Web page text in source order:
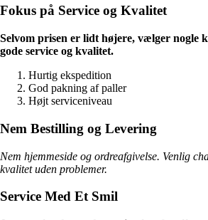
Fokus på Service og Kvalitet
Selvom prisen er lidt højere, vælger nogle
gode service og kvalitet.
Hurtig ekspedition
God pakning af paller
Højt serviceniveau
Nem Bestilling og Levering
Nem hjemmeside og ordreafgivelse. Venlig
kvalitet uden problemer.
Service Med Et Smil